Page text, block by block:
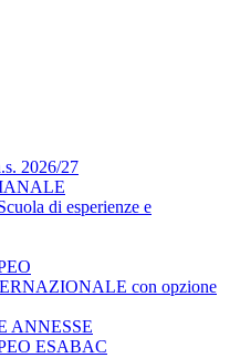
2026/27
di esperienze e
con opzione
ANNESSE
ESABAC